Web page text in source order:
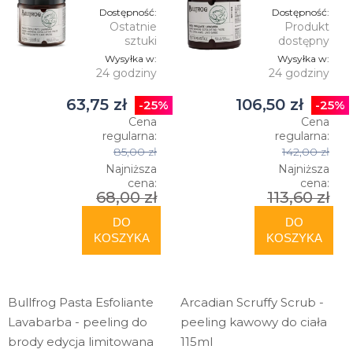
Dostępność:
Ostatnie
sztuki
Wysyłka w:
24 godziny
63,75 zł -25%
Cena
regularna:
85,00 zł
Najniższa
cena:
68,00 zł
DO
KOSZYKA
Dostępność:
Produkt
dostępny
Wysyłka w:
24 godziny
106,50 zł -25%
Cena
regularna:
142,00 zł
Najniższa
cena:
113,60 zł
DO
KOSZYKA
Bullfrog Pasta Esfoliante
Lavabarba - peeling do
brody edycja limitowana
Arcadian Scruffy Scrub -
peeling kawowy do ciała
115ml